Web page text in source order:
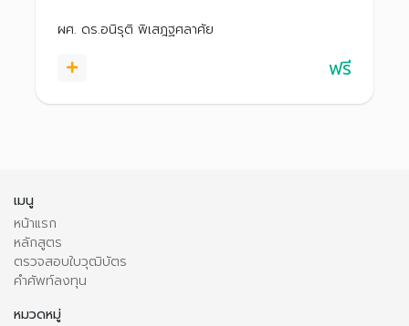
ผศ. ดร.อนิรุติ พิเสฎฐศลาศัย
ฟรี
เมนู
หน้าแรก
หลักสูตร
ตรวจสอบใบวุฒิบัตร
คำศัพท์ลงทุน
หมวดหมู่